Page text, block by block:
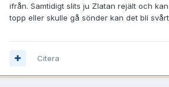
ifrån. Samtidigt slits ju Zlatan rejält och
topp eller skulle gå sönder kan det bli
Citera